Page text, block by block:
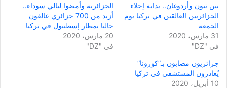
بين تبون وأردوغان.. بداية إجلاء
الجزائريين العالقين في تركيا يوم
الجمعة
31 مارس، 2020
في "DZ"
الجزائرية وأمضوا ليالي سوداء..
أزيد من 700 جزائري عالقون
حاليا بمطار إسطنبول في تركيا
20 مارس، 2020
في "DZ"
جزائريون مصابون بـ”كورونا”
يُغادرون المستشفى في تركيا
10 أبريل، 2020